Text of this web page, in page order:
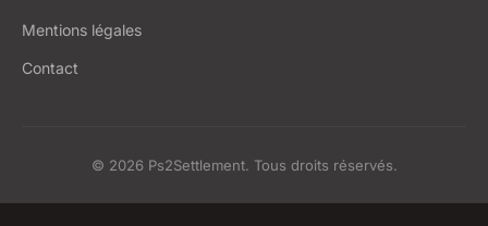
Mentions légales
Contact
© 2026 Ps2Settlement. Tous droits réservés.